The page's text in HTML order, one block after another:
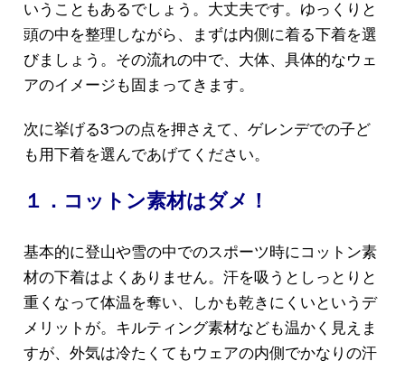
いうこともあるでしょう。大丈夫です。ゆっくりと
頭の中を整理しながら、まずは内側に着る下着を選
びましょう。その流れの中で、大体、具体的なウェ
アのイメージも固まってきます。
次に挙げる3つの点を押さえて、ゲレンデでの子ど
も用下着を選んであげてください。
１．コットン素材はダメ！
基本的に登山や雪の中でのスポーツ時にコットン素
材の下着はよくありません。汗を吸うとしっとりと
重くなって体温を奪い、しかも乾きにくいというデ
メリットが。キルティング素材なども温かく見えま
すが、外気は冷たくてもウェアの内側でかなりの汗